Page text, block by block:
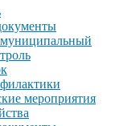
мероприятия